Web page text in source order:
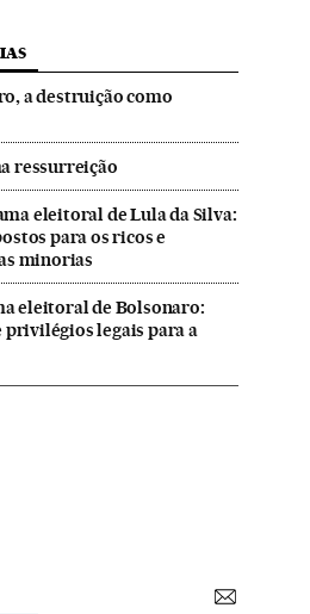
a destruição como
ressurreição
eleitoral de Lula da Silva:
para os ricos e
minorias
eleitoral de Bolsonaro:
privilégios legais para a